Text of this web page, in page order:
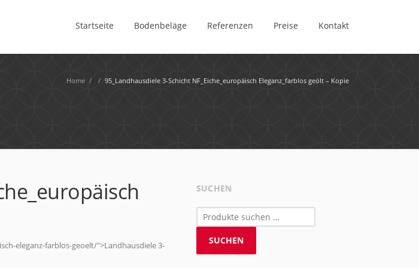
Startseite Bodenbeläge Referenzen Preise Kontakt
Home / / 95_Landhausdiele 3-Schicht NF_Eiche_europäisch Eleganz_farblos geölt – Kopie
eleganz-farblos-geoelt/">Landhausdiele 3-
SUCHEN
Suchen
nach:
SUCHEN